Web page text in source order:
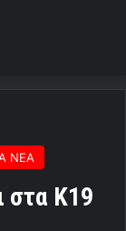
ΝΕΑ
στα Κ19